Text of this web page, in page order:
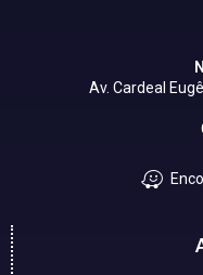
Av. Cardeal